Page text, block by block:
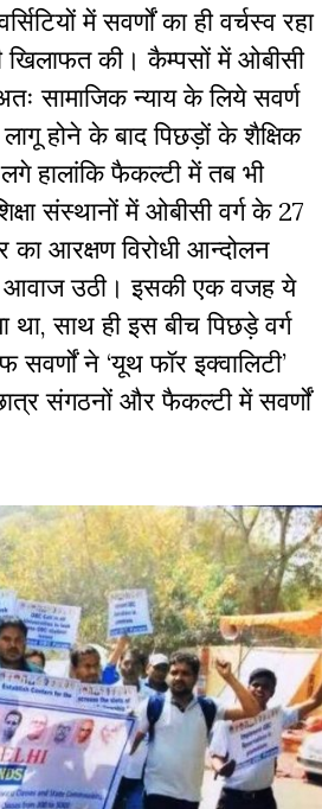
में सवर्णों का ही वर्चस्व रहा
खिलाफत की। कैम्पसों में ओबीसी
सामाजिक न्याय के लिये सवर्ण
होने के बाद पिछड़ों के शैक्षिक
लगे हालांकि फैकल्टी में तब भी
संस्थानों में ओबीसी वर्ग के 27
का आरक्षण विरोधी आन्दोलन
आवाज उठी। इसकी एक वजह ये
था, साथ ही इस बीच पिछड़े वर्ग
ने ‘यूथ फॉर इक्वालिटी’
संगठनों और फैकल्टी में सवर्णों